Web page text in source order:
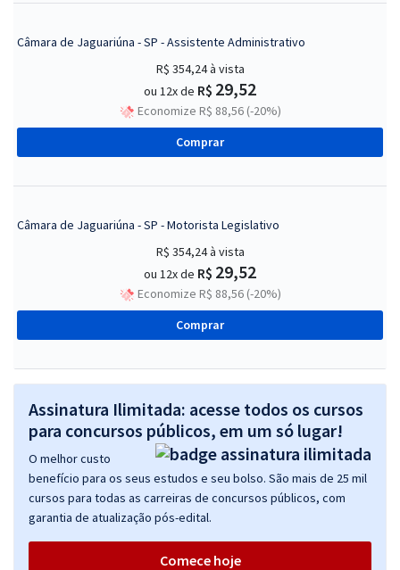
Câmara de Jaguariúna - SP - Assistente Administrativo
R$ 354,24à vista
ou 12x de R$ 29,52
Economize R$ 88,56 (-20%)
Comprar
Câmara de Jaguariúna - SP - Motorista Legislativo
R$ 354,24à vista
ou 12x de R$ 29,52
Economize R$ 88,56 (-20%)
Comprar
Assinatura Ilimitada: acesse todos os cursos
para concursos públicos, em um só lugar!
O melhor custo
benefício para os seus estudos e seu bolso. São mais de 25 mil
cursos para todas as carreiras de concursos públicos, com
garantia de atualização pós-edital.
Comece hoje